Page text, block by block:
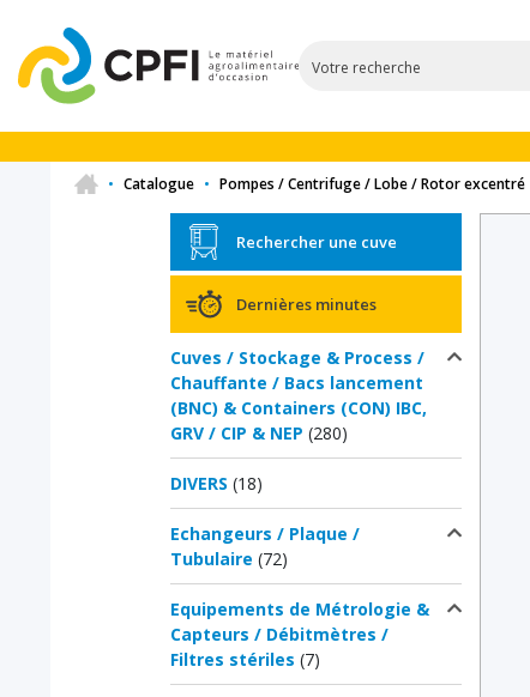
• Catalogue • Pompes / Centrifuge / Lobe / Rotor excentré
Rechercher une cuve
Dernières minutes
Cuves / Stockage & Process /
Chauffante / Bacs lancement
(BNC) & Containers (CON) IBC,
GRV / CIP & NEP (280)
DIVERS (18)
Echangeurs / Plaque /
Tubulaire (72)
Equipements de Métrologie &
Capteurs / Débitmètres /
Filtres stériles (7)